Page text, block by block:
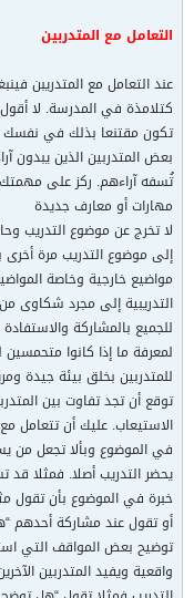
التعامل مع المتدربين
عند التعامل مع المتدريبن
كتلامذة في المدرسة. لا
تكون مقتنعا بذلك في نفسك
بعض المتدربين الذين يبدون
تُسفه آراءهم. ركز على
مهارات أو معارف جديدة
لا تخرج عن موضوع التدريب
إلى موضوع التدريب مرة
مواضيع خارجية وخاصة
التدريبية إلى مجرد شكاوى
للجميع بالمشاركة
لمعرفة ما إذا كانوا
للمتدربين بخلق بيئة جيدة
توقع أن تجد تفاوت بين
الاستيعاب. عليك أن تتعامل
في الموضوع وبألا تجعل من
يحضر التدريب أصلا. فمثلا
خبرة في الموضوع بأن تقول
أو تقول عند مشاركة أحدهم
توضيح بعض المواقف التي
واقعية ويفيد المتدربين